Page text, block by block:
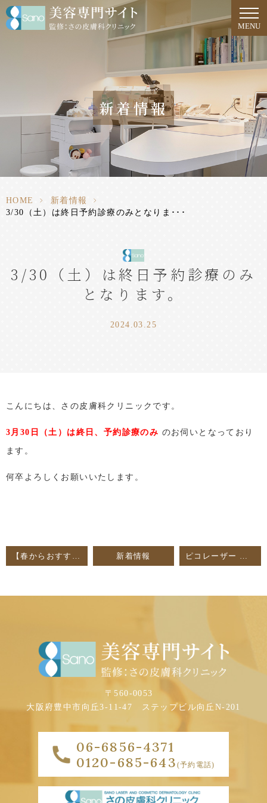
MENU
新着情報
HOME > 新着情報
>
3/30（土）は終日予約診療のみとなりま･･･
3/30（土）は終日予約診療のみ
となります。
2024.03.25
こんにちは、さの皮膚科クリニックです。
3月30日（土）は終日、予約診療のみ のお伺いとなっており
ます。
何卒よろしくお願いいたします。
【春からおすすめのサプリメント】 新着情報 ピコレーザー コンビネーション治療についてのブログを更新しました
〒560-0053
大阪府豊中市向丘3-11-47 ステップビル向丘N-201
06-6856-4371
0120-685-643 (予約電話)